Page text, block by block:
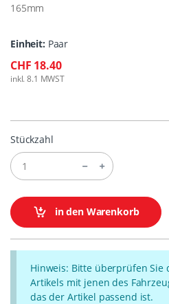
165mm
Einheit: Paar
CHF 18.40
inkl. 8.1 MWST
Stückzahl
in den Warenkorb
Hinweis: Bitte überprüfen Sie
Artikels mit jenen des
das der Artikel passend ist.